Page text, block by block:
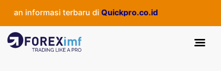
informasi terbaru diQuickpro.co.id